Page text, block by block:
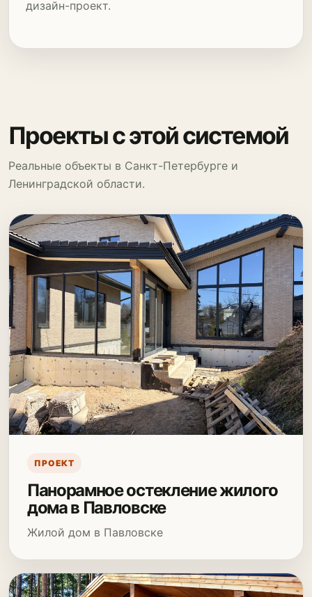
дизайн-проект.
Проекты с этой системой
Реальные объекты в Санкт-Петербурге и
Ленинградской области.
ПРОЕКТ
Панорамное остекление жилого
дома в Павловске
Жилой дом в Павловске